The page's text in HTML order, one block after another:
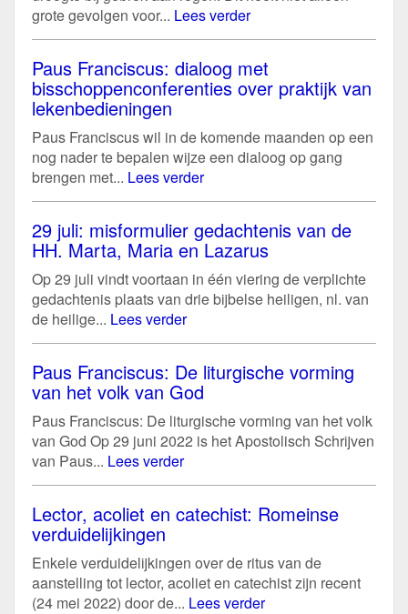
grote gevolgen voor... Lees verder
Paus Franciscus: dialoog met
bisschoppenconferenties over praktijk van
lekenbedieningen
Paus Franciscus wil in de komende maanden op een
nog nader te bepalen wijze een dialoog op gang
brengen met... Lees verder
29 juli: misformulier gedachtenis van de
HH. Marta, Maria en Lazarus
Op 29 juli vindt voortaan in één viering de verplichte
gedachtenis plaats van drie bijbelse heiligen, nl. van
de heilige... Lees verder
Paus Franciscus: De liturgische vorming
van het volk van God
Paus Franciscus: De liturgische vorming van het volk
van God Op 29 juni 2022 is het Apostolisch Schrijven
van Paus... Lees verder
Lector, acoliet en catechist: Romeinse
verduidelijkingen
Enkele verduidelijkingen over de ritus van de
aanstelling tot lector, acoliet en catechist zijn recent
(24 mei 2022) door de... Lees verder